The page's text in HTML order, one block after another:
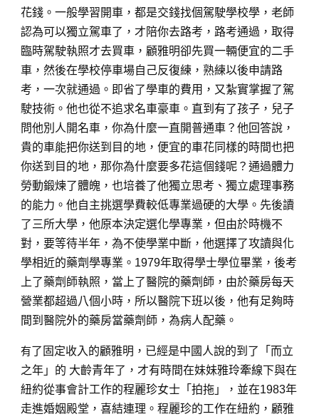
花錢。一般學習開車，都是交錢找個駕駛學校學，老師
認為可以獨立駕車了，才陪你去路考，路考通過，取得
臨時駕駛執照才去買車，顧雅明卻先買一輛便宜的二手
車，然後在學校停車場自己反復練，熟練以後申請路
考，一次就通過。即省了學車的費用，又紮實掌握了駕
駛技術。他也從不追求名車豪車。直到有了孩子，兒子
問他別人開名車，你為什麼一直開普通車？他回答說，
貴的車能把你送到目的地，便宜的車花同樣的時間也把
你送到目的地，那你為什麼要多花這個錢呢？通過體力
勞動鍛煉了體魄，也培養了他獨立思考、獨立處理事務
的能力。他自主挑選學費較低專業過硬的大學。先後讀
了三所大學，他原本決定選化學專業，但由於時機不
對，要等待半年，為不使學業中斷，他選擇了攻讀與化
學相近的藥劑學專業。1979年取得學士學位畢業，後考
上了藥劑師執照，當上了醫院的藥劑師，由於藥房每天
營業都超過八個小時，所以醫院下班以後，他有足夠時
間到醫院外的藥房當藥劑師，為病人配藥。
有了固定收入的顧雅明，已經是中國人說的到了「而立
之年」的 大齡青年了，才有時間在妹妹雅玲牽線下與在
紐約從事會計工作的程麗珍女士「拍拖」，並在1983年
走進婚姻殿堂，喜結連理。程麗珍的工作在紐約，顧雅